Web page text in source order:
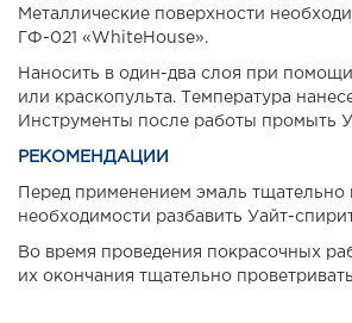
Металлические поверхности
ГФ-021 «WhiteHouse».
Наносить в один-два слоя при помощи
или краскопульта. Температура
Инструменты после работы промыть
РЕКОМЕНДАЦИИ
Перед применением эмаль
необходимости разбавить Уайт-
Во время проведения покрасочных
их окончания тщательно